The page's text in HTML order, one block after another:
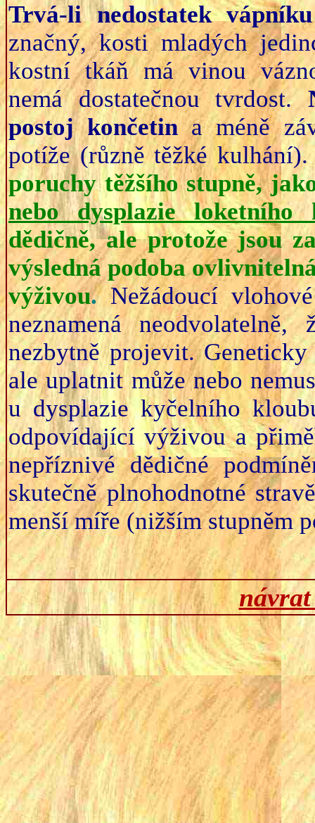
Trvá-li nedostatek vápníku
značný, kosti mladých
kostní tkáň má vinou
nemá dostatečnou tvrdost.
postoj končetin a méně
potíže (různě těžké
poruchy těžšího stupně,
nebo dysplazie loketního
dědičně, ale protože jsou
výsledná podoba
výživou.Nežádoucí
neznamená
nezbytně projevit.
ale uplatnit může nebo
u dysplazie kyčelního
odpovídající výživou a
nepříznivé dědičné
skutečně plnohodnotné
menší míře (nižším stupněm